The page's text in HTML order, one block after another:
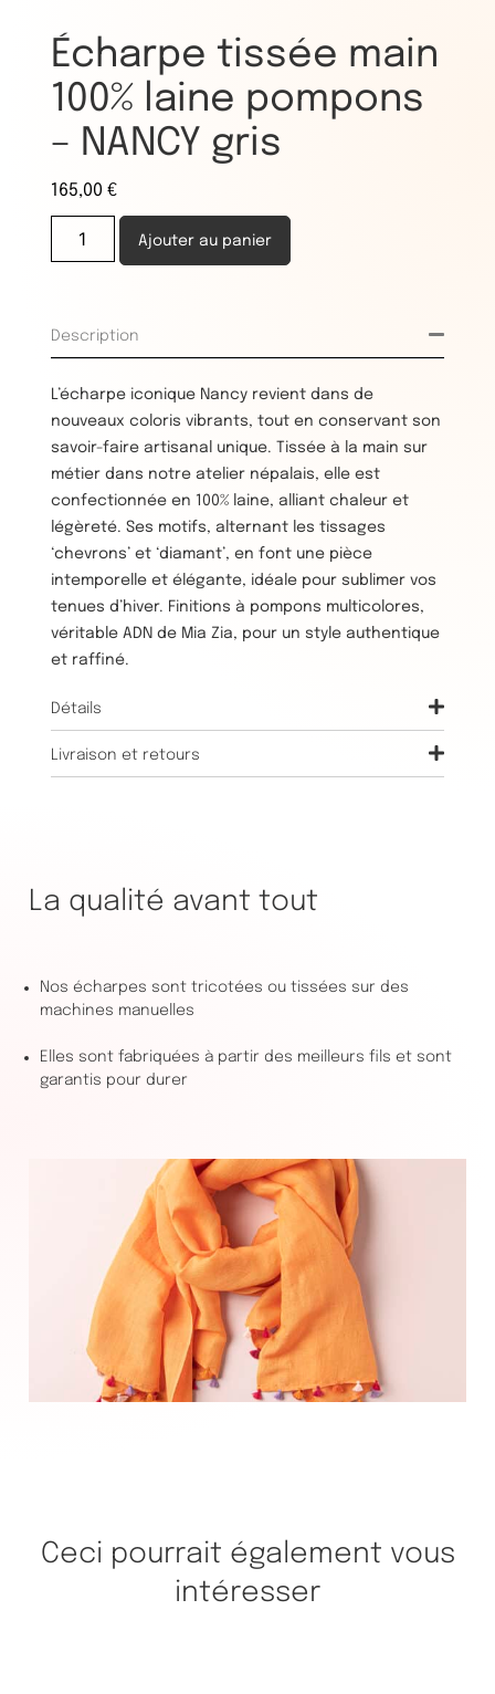
Écharpe tissée main
100% laine pompons
– NANCY gris
165,00 €
Ajouter au panier
Description
L’écharpe iconique Nancy revient dans de
nouveaux coloris vibrants, tout en conservant son
savoir-faire artisanal unique. Tissée à la main sur
métier dans notre atelier népalais, elle est
confectionnée en 100% laine, alliant chaleur et
légèreté. Ses motifs, alternant les tissages
‘chevrons’ et ‘diamant’, en font une pièce
intemporelle et élégante, idéale pour sublimer vos
tenues d’hiver. Finitions à pompons multicolores,
véritable ADN de Mia Zia, pour un style authentique
et raffiné.
Détails
Livraison et retours
La qualité avant tout
Nos écharpes sont tricotées ou tissées sur des
machines manuelles
Elles sont fabriquées à partir des meilleurs fils et sont
garantis pour durer
Ceci pourrait également vous
intéresser